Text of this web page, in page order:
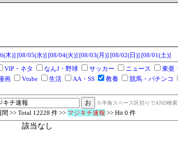
木)] [08/05(水)] [08/04(火)] [08/03(月)] [08/02(日)] [08/01(土)]
VIP・ネタ なんJ・野球 サッカー ニュース 東亜
画 Vtube 生活 AA・SS 教養 競馬・パチンコ
※半角スペース区切りでAND検索
>> Total 12228 件 >> マジキチ速報 >> Hit 0 件
該当なし